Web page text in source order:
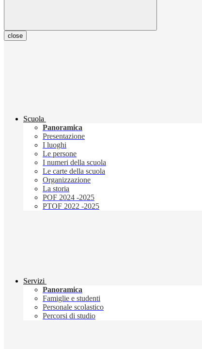
close
Scuola
Panoramica
Presentazione
I luoghi
Le persone
I numeri della scuola
Le carte della scuola
Organizzazione
La storia
POF 2024 -2025
PTOF 2022 -2025
Servizi
Panoramica
Famiglie e studenti
Personale scolastico
Percorsi di studio